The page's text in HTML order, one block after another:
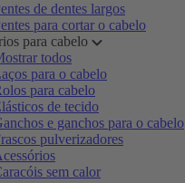
de dentes largos
para cortar o cabelo
para cabelo
todos
para o cabelo
para cabelo
de tecido
e ganchos para o cabelo
pulverizadores
sem calor